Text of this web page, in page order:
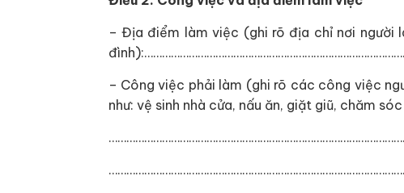
– Địa điểm làm việc (ghi rõ địa chỉ nơi người
– Công việc phải làm (ghi rõ các công việc
như: vệ sinh nhà cửa, nấu ăn, giặt giũ, chăm